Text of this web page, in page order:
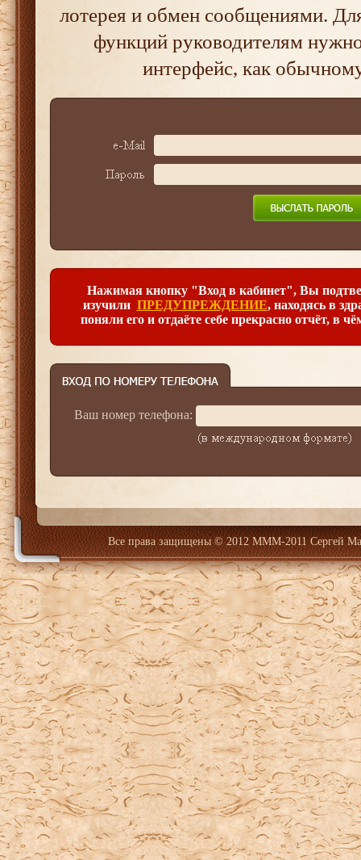
лотерея и обмен сообщениями.
функций руководителям
интерфейс, как
Нажимая кнопку "Вход в кабинет", Вы
изучили ПРЕДУПРЕЖДЕНИЕ, находясь в
поняли его и отдаёте себе прекрасно отчёт, в
Ваш номер телефона:
Все права защищены© 2012 МММ-2011 Сергей